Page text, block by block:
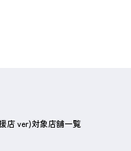
店 ver)対象店舗一覧